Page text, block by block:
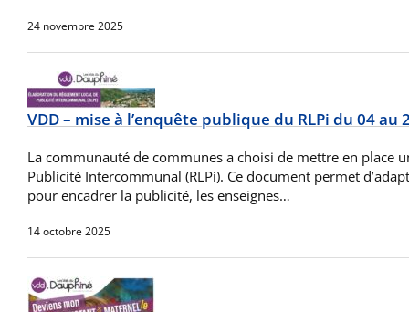
24 novembre 2025
VDD – mise à l’enquête publique du RLPi du 04 au
La communauté de communes a choisi de mettre en place
Publicité Intercommunal (RLPi). Ce document permet
pour encadrer la publicité, les enseignes…
14 octobre 2025